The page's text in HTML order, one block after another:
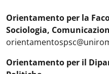
Orientamento per la
Sociologia,
Orientamento per il